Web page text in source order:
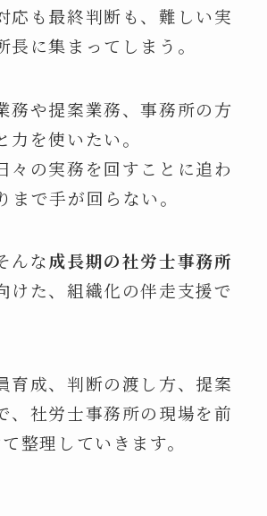
応も最終判断も、難しい実
に集まってしまう。
務や提案業務、事務所の方
を使いたい。
々の実務を回すことに追わ
まで手が回らない。
んな成長期の社労士事務所
けた、組織化の伴走支援で
育成、判断の渡し方、提案
、社労士事務所の現場を前
整理していきます。